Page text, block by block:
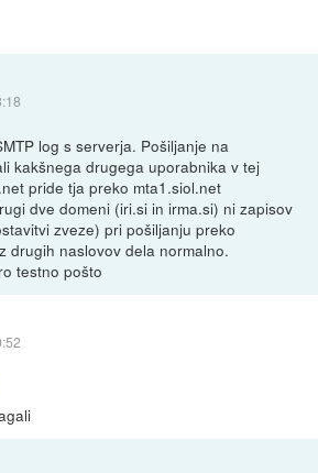
log s serverja. Pošiljanje na
kakšnega drugega uporabnika v tej
pride tja preko mta1.siol.net
dve domeni (iri.si in irma.si) ni zapisov
zveze) pri pošiljanju preko
drugih naslovov dela normalno.
testno pošto